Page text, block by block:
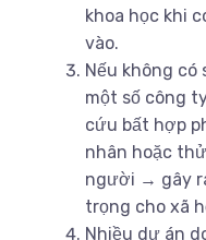
khoa học khi
vào.
Nếu không có
một số công
cứu bất hợp
nhân hoặc
người → gây
trọng cho xã
Nhiều dự án